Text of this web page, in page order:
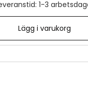
1-3
Lägg i varukorg